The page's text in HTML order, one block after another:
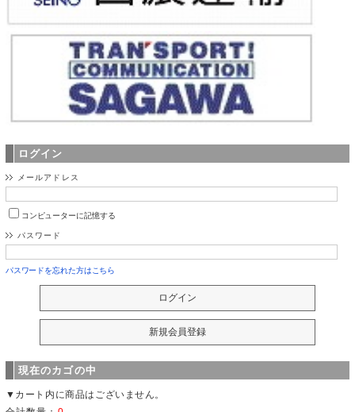
ログイン
メールアドレス
コンピューターに記憶する
パスワード
パスワードを忘れた方はこちら
現在のカゴの中
▼カート内に商品はございません。